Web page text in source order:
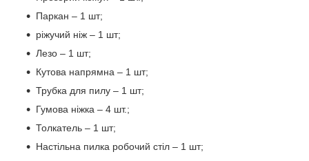
Паркан – 1 шт;
ріжучий ніж – 1 шт;
Лезо – 1 шт;
Кутова напрямна – 1 шт;
Трубка для пилу – 1 шт;
Гумова ніжка – 4 шт.;
Толкатель – 1 шт;
Настільна пилка робочий стіл – 1 шт;